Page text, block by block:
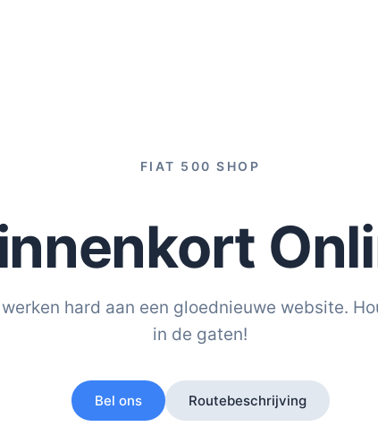
FIAT 500 SHOP
hard aan een gloednieuwe website.
in de gaten!
Bel ons Routebeschrijving